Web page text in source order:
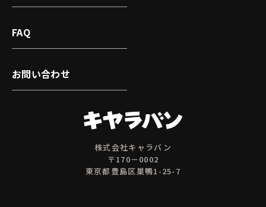
株式会社キャラバン
〒170－0002
東京都豊島区巣鴨1-25-7
FAQ
お問い合わせ